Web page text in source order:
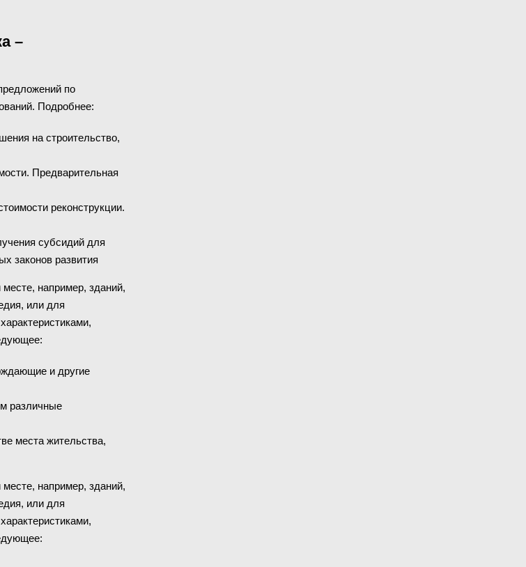
–
по
Подробнее:
на строительство,
Предварительная
реконструкции.
субсидий для
законов развития
например, зданий,
или для
и другие
различные
места жительства,
например, зданий,
или для